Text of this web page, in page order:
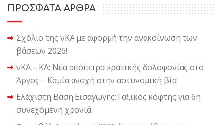
ΠΡΟΣΦΑΤΑ ΑΡΘΡΑ
Σχόλιο της νΚΑ με αφορμή την ανακοίνωση των
βάσεων 2026!
νΚΑ – ΚΑ: Νέα απόπειρα κρατικής δολοφονίας στο
Άργος – Καμία ανοχή στην αστυνομική βία
Ελάχιστη Βάση Εισαγωγής:Ταξικός κόφτης για 6η
συνεχόμενη χρονιά